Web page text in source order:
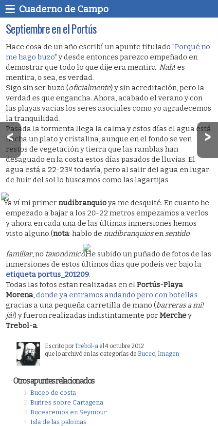
Cuaderno de Campo
Septiembre en el Portús
Hace cosa de un año escribí un apunte titulado "Porqué no
me hago buzo" y desde entonces parezco empeñado en
demostrar que todo lo que dije era mentira. Nah! es
mentira, o sea, es verdad.
Sigo sin ser buzo (oficialmente) y sin acreditación, pero la
verdad es que engancha. Ahora, acabado el verano y con
las playas vacias los seres asociales como yo agradecemos
la tranquilidad.
Pasada la tormenta llega la calma y estos días el agua está
hecha un plato y cristalina, aunque en el fondo se ven
restos de vegetación y tierra que las ramblas han
desaguado en la costa estos días pasados de lluvias. El
agua está a 22-23º todavía, pero al salir del agua en lugar
de huir del sol lo buscamos como las lagartijas
Ya ví mi primernudibranquioya me desquité. En cuanto he
empezado a bajar a los 20-22 metros empezamos a verlos
y ahora en cada una de las últimas inmersiones hemos
visto alguno.(nota: hablo de nudibranquiosensentido
familiar, no taxonómico)He subido un puñado de fotos de las
inmersiones de estos últimos días que podeis ver bajo la
etiqueta portus_201209.
Todas las fotos estan realizadas en elPortús-Playa
Morena,donde ya entramos andando pero con botellas
gracias a una pequeña carretilla de mano (barreras a mí!
já!) y fueron realizadas indistintamente porMerchey
Trebol-a.
Escrito porTrebol-a el 4 octubre 2012
que lo archivó en las categorías de Buceo, Imagen
Otros apuntes relacionados
Buceo de costa
Buitres sobre Cartagena
Bucearemos en Seymour
Isla de las palomas